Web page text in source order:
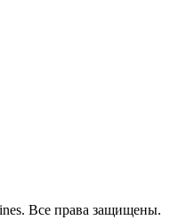
Все права защищены.